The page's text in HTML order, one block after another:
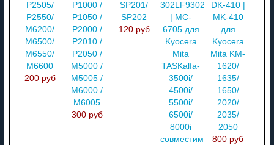
P2505/
P2550/
M6200/
M6500/
M6550/
M6600
200 руб
P1000 /
P1050 /
P2000 /
P2010 /
P2050 /
M5000 /
M5005 /
M6000 /
M6005
300 руб
SP201/
SP202
120 руб
302LF93020
| MC-
6705 для
Kyocera
Mita
TASKalfa-
3500i/
4500i/
5500i/
6500i/
8000i
совместимый
DK-410 |
MK-410
для
Kyocera
Mita KM-
1620/
1635/
1650/
2020/
2035/
2050
800 руб